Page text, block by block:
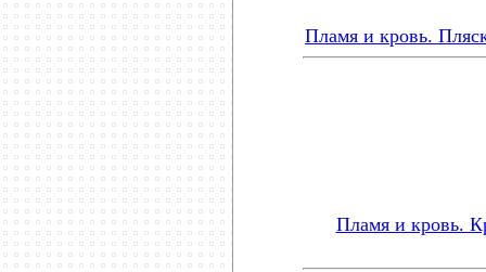
Пламя и кровь.
Пламя и кровь.